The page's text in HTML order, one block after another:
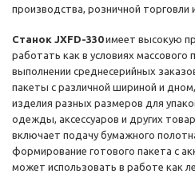
производства, розничной
Станок JXFD-330имеет высокую
работать как в условиях массового
выполнении среднесерийных
пакеты с различной шириной и
изделия разных размеров для
одежды, аксессуаров и других
включает подачу бумажного
формирование готового пакета с
может использовать в работе как